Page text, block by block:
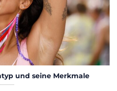
und seine Merkmale